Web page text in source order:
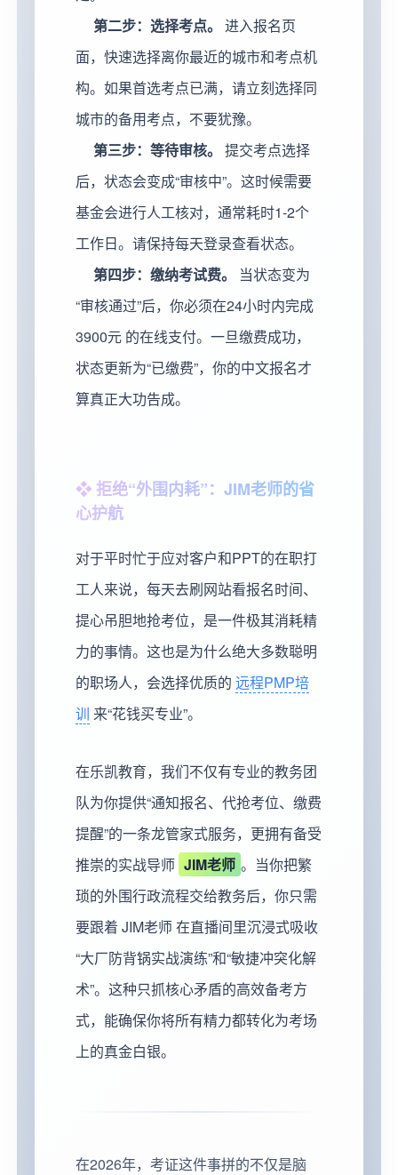
第二步：选择考点。 进入报名页
面，快速选择离你最近的城市和考点机
构。如果首选考点已满，请立刻选择同
城市的备用考点，不要犹豫。
第三步：等待审核。 提交考点选择
后，状态会变成“审核中”。这时候需要
基金会进行人工核对，通常耗时1-2个
工作日。请保持每天登录查看状态。
第四步：缴纳考试费。
当状态变为
“审核通过”后，你必须在24小时内完成
3900元 的在线支付。一旦缴费成功，
状态更新为“已缴费”，你的中文报名才
算真正大功告成。
❖ 拒绝“外围内耗”：JIM老师的省
心护航
对于平时忙于应对客户和PPT的在职打
工人来说，每天去刷网站看报名时间、
提心吊胆地抢考位，是一件极其消耗精
力的事情。这也是为什么绝大多数聪明
的职场人，会选择优质的 远程PMP培
训 来“花钱买专业”。
在乐凯教育，我们不仅有专业的教务团
队为你提供“通知报名、代抢考位、缴费
提醒”的一条龙管家式服务，更拥有备受
推崇的实战导师 JIM老师 。当你把繁
琐的外围行政流程交给教务后，你只需
要跟着 JIM老师 在直播间里沉浸式吸收
“大厂防背锅实战演练”和“敏捷冲突化解
术”。这种只抓核心矛盾的高效备考方
式，能确保你将所有精力都转化为考场
上的真金白银。
在2026年，考证这件事拼的不仅是脑